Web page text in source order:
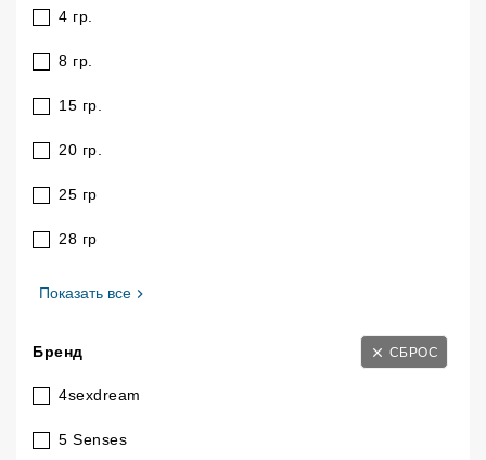
4 гр.
8 гр.
15 гр.
20 гр.
25 гр
28 гр
Показать все, Размер
Бренд СБРОС
4sexdream
5 Senses